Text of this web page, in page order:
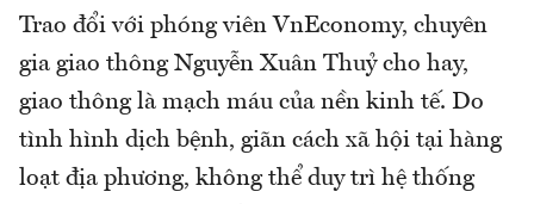
Trao đổi với phóng viên VnEconomy, chuyên
gia giao thông Nguyễn Xuân Thuỷ cho hay,
giao thông là mạch máu của nền kinh tế. Do
tình hình dịch bệnh, giãn cách xã hội tại hàng
loạt địa phương, không thể duy trì hệ thống